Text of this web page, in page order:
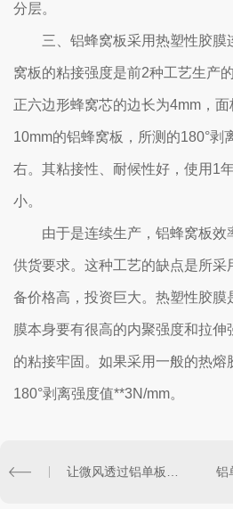
分层。
三、铝蜂窝板采用热塑性胶膜
窝板的粘接强度是前2种工艺生产
正六边形蜂窝芯的边长为4mm，
10mm的铝蜂窝板，所测的180°剥
右。其粘接性、耐候性好，使用1
小。
由于是连续生产，铝蜂窝板
供货要求。这种工艺的缺点是所采
备价格高，投资巨大。热塑性胶膜
膜本身要有很高的内聚强度和拉伸
的粘接牢固。如果采用一般的热熔
180°剥离强度值**3N/mm。
铝